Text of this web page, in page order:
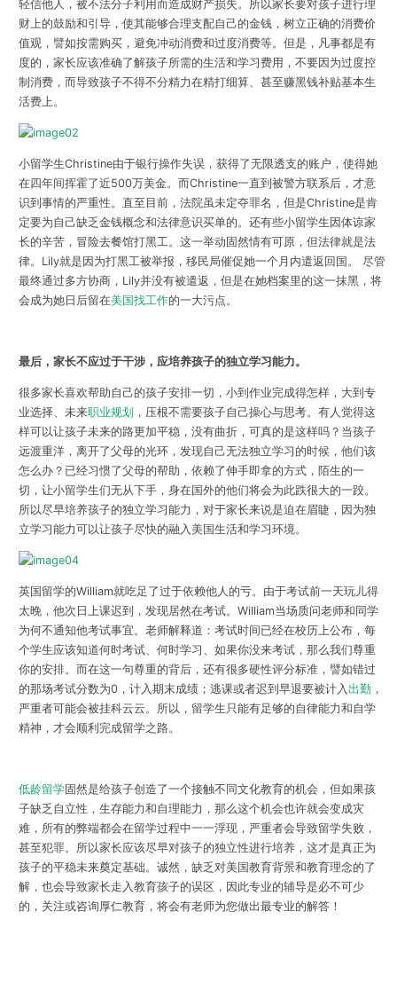
轻信他人，被不法分子利用而造成财产损失。所以家长要对孩子进行理
财上的鼓励和引导，使其能够合理支配自己的金钱，树立正确的消费价
值观，譬如按需购买，避免冲动消费和过度消费等。但是，凡事都是有
度的，家长应该准确了解孩子所需的生活和学习费用，不要因为过度控
制消费，而导致孩子不得不分精力在精打细算、甚至赚黑钱补贴基本生
活费上。
小留学生Christine由于银行操作失误，获得了无限透支的账户，使得她
在四年间挥霍了近500万美金。而Christine一直到被警方联系后，才意
识到事情的严重性。直至目前，法院虽未定夺罪名，但是Christine是肯
定要为自己缺乏金钱概念和法律意识买单的。还有些小留学生因体谅家
长的辛苦，冒险去餐馆打黑工。这一举动固然情有可原，但法律就是法
律。Lily就是因为打黑工被举报，移民局催促她一个月内遣返回国。 尽管
最终通过多方协商，Lily并没有被遣返，但是在她档案里的这一抹黑，将
会成为她日后留在美国找工作的一大污点。
最后，家长不应过于干涉，应培养孩子的独立学习能力。
很多家长喜欢帮助自己的孩子安排一切，小到作业完成得怎样，大到专
业选择、未来职业规划 ，压根不需要孩子自己操心与思考。有人觉得这
样可以让孩子未来的路更加平稳，没有曲折，可真的是这样吗？当孩子
远渡重洋，离开了父母的光环，发现自己无法独立学习的时候，他们该
怎么办？已经习惯了父母的帮助，依赖了伸手即拿的方式，陌生的一
切，让小留学生们无从下手，身在国外的他们将会为此跌很大的一跤。
所以尽早培养孩子的独立学习能力，对于家长来说是迫在眉睫，因为独
立学习能力可以让孩子尽快的融入美国生活和学习环境。
英国留学的William就吃足了过于依赖他人的亏。由于考试前一天玩儿得
太晚，他次日上课迟到，发现居然在考试。William当场质问老师和同学
为何不通知他考试事宜。老师解释道：考试时间已经在校历上公布，每
个学生应该知道何时考试、何时学习、如果你没来考试，那么我们尊重
你的安排。而在这一句尊重的背后，还有很多硬性评分标准，譬如错过
的那场考试分数为0，计入期末成绩；逃课或者迟到早退要被计入 出勤，
严重者可能会被挂科云云。所以，留学生只能有足够的自律能力和自学
精神，才会顺利完成留学之路。
低龄留学固然是给孩子创造了一个接触不同文化教育的机会，但如果孩
子缺乏自立性，生存能力和自理能力，那么这个机会也许就会变成灾
难，所有的弊端都会在留学过程中一一浮现，严重者会导致留学失败，
甚至犯罪。所以家长应该尽早对孩子的独立性进行培养，这才是真正为
孩子的平稳未来奠定基础。诚然，缺乏对美国教育背景和教育理念的了
解，也会导致家长走入教育孩子的误区，因此专业的辅导是必不可少
的，关注或咨询厚仁教育，将会有老师为您做出最专业的解答！